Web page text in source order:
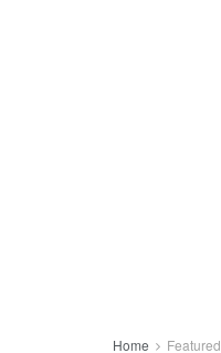
Home Featured